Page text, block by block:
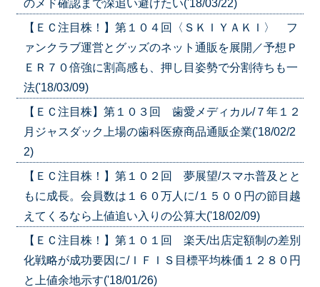
のメド確認まで深追い避けたい('18/03/22)
【ＥＣ注目株！】第１０４回〈ＳＫＩＹＡＫＩ〉 フ
ァンクラブ運営とグッズのネット通販を展開／予想Ｐ
ＥＲ７０倍強に割高感も、押し目姿勢で分割待ちも一
法('18/03/09)
【ＥＣ注目株】第１０３回 歯愛メディカル/７年１２
月ジャスダック上場の歯科医療商品通販企業('18/02/2
2)
【ＥＣ注目株！】第１０２回 夢展望/スマホ普及とと
もに成長。会員数は１６０万人に/１５００円の節目越
えてくるなら上値追い入りの公算大('18/02/09)
【ＥＣ注目株！】第１０１回 楽天/出店定額制の差別
化戦略が成功要因に/ＩＦＩＳ目標平均株価１２８０円
と上値余地示す('18/01/26)